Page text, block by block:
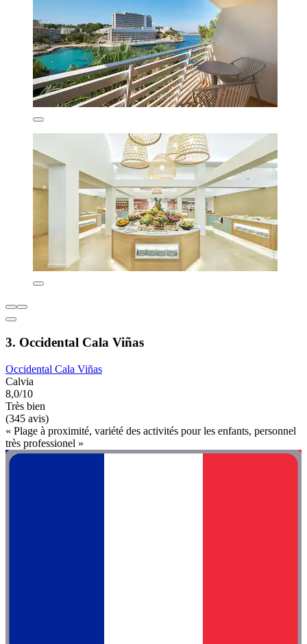
3. Occidental Cala Viñas
Occidental Cala Viñas
Calvia
8,0/10
Très bien
(345 avis)
« Plage à proximité, variété des activités pour les enfants, personnel
très professionel »